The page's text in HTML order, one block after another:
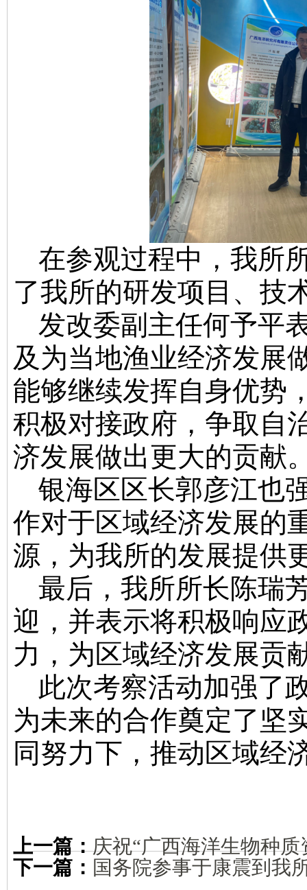
在参观过程中，我所
了我所的研发项目、技
发改委副主任何予平
及为当地渔业经济发展
能够继续发挥自身优势
积极对接政府，争取自
济发展做出更大的贡献
银海区区长郭彦江也
作对于区域经济发展的
源，为我所的发展提供
最后，我所所长陈瑞
迎，并表示将积极响应
力，为区域经济发展贡
此次考察活动加强了
为未来的合作奠定了坚
同努力下，推动区域经
上一篇：庆祝“广西海洋生物种
下一篇： 国务院参事于康震到我